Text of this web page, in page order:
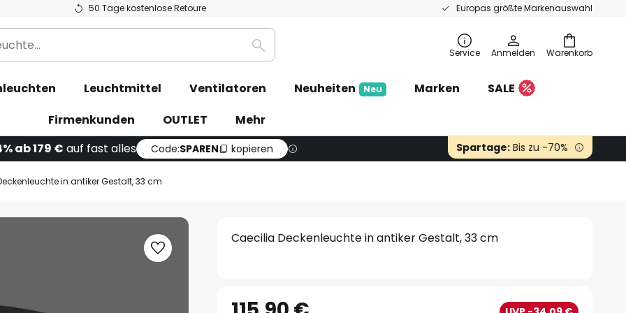
50 Tage kostenlose Retoure Europas größte Markenauswahl
Warenkorb
Suche Service Anmelden
Leuchtmittel Ventilatoren Neuheiten Neu Marken
SALE
Firmenkunden
OUTLET
Mehr
ab 179 € auf fast alles Code:SPAREN kopieren Spartage: Bis zu -70%
in antiker Gestalt, 33 cm
Caecilia Deckenleuchte in antiker Gestalt, 33 cm